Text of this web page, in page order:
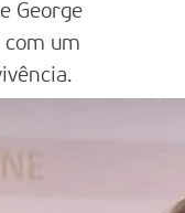
George
com um